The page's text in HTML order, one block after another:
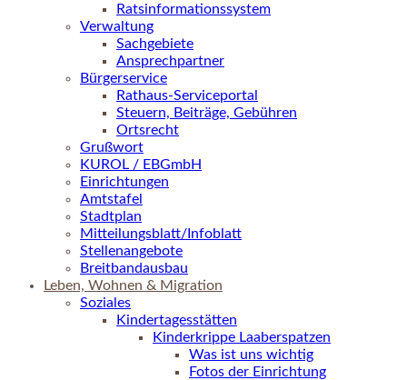
Ratsinformationssystem
Verwaltung
Sachgebiete
Ansprechpartner
Bürgerservice
Rathaus-Serviceportal
Steuern, Beiträge, Gebühren
Ortsrecht
Grußwort
KUROL / EBGmbH
Einrichtungen
Amtstafel
Stadtplan
Mitteilungsblatt/Infoblatt
Stellenangebote
Breitbandausbau
Leben, Wohnen & Migration
Soziales
Kindertagesstätten
Kinderkrippe Laaberspatzen
Was ist uns wichtig
Fotos der Einrichtung